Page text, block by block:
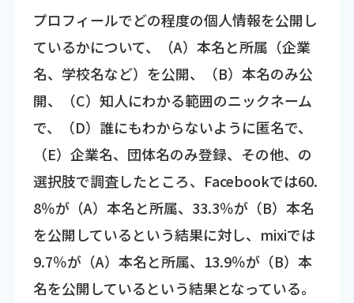
プロフィールでどの程度の個人情報を公開し
ているかについて、（A）本名と所属（企業
名、学校名など）を公開、（B）本名のみ公
開、（C）知人にわかる範囲のニックネーム
で、（D）誰にもわからないように匿名で、
（E）企業名、団体名のみ登録、その他、の
選択肢で調査したところ、Facebookでは60.
8％が（A）本名と所属、33.3％が（B）本名
を公開しているという結果に対し、mixiでは
9.7％が（A）本名と所属、13.9％が（B）本
名を公開しているという結果となっている。